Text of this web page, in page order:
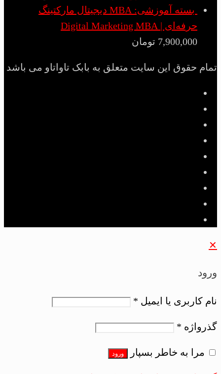
بسته آموزشی: MBA دیجیتال مارکتینگ
حرفه‌ای | Digital Marketing MBA
7,900,000 تومان
تمام حقوق این سایت متعلق به بابک تاواتاو می باشد
✕
ورود
نام کاربری یا ایمیل *
گذرواژه *
مرا به خاطر بسپار ورود